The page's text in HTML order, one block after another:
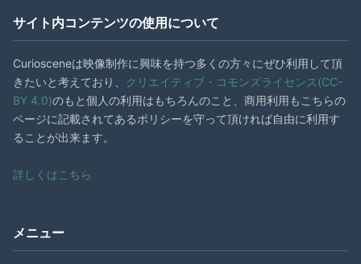
サイト内コンテンツの使用について
Curiosceneは映像制作に興味を持つ多くの方々にぜひ利用して頂
きたいと考えており、
クリエイティブ・コモンズライセンス(CC-
BY 4.0)のもと個人の利用はもちろんのこと、商用利用もこちらの
ページに記載されてあるポリシーを守って頂ければ自由に利用す
ることが出来ます。
詳しくはこちら
メニュー